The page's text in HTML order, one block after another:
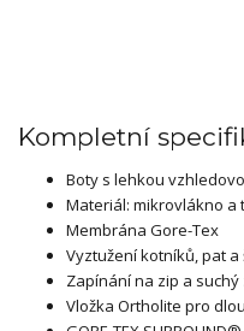
Kompletní
Boty s lehkou
Materiál: mikrovlákno
Membrána Gore-Tex
Vyztužení kotníků, pat a
Zapínání na zip a suchý
Vložka Ortholite pro